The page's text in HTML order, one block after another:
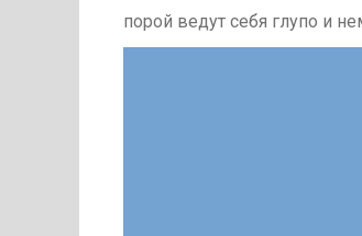
порой ведут себя глупо и